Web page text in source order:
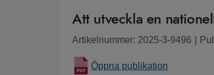
Att utveckla en
Artikelnummer: 2025-3-9496
Öppna publikation